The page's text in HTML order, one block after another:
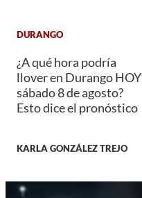
DURANGO
¿A qué hora podría
llover en Durango HOY
sábado 8 de agosto?
Esto dice el pronóstico
KARLA GONZÁLEZ TREJO